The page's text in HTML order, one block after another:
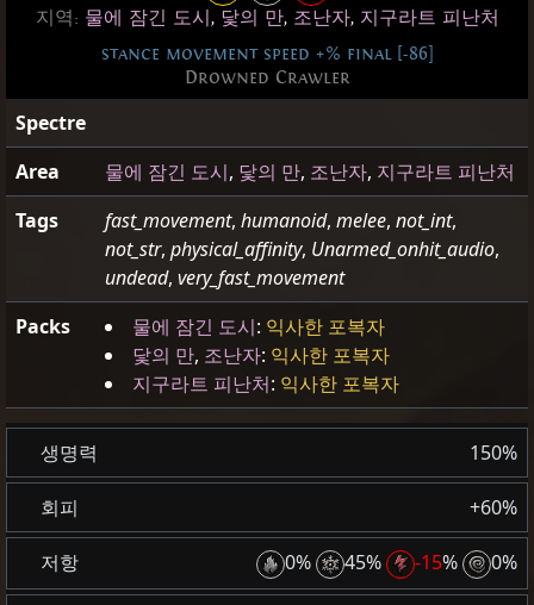
지역: 물에 잠긴 도시 , 닻의 만, 조난자, 지구라트 피난처
stance movement speed +% final [-86]
Drowned Crawler
Spectre
Area
물에 잠긴 도시, 닻의 만, 조난자, 지구라트 피난처
Tags
fast_movement, humanoid, melee, not_int,
not_str, physical_affinity, Unarmed_onhit_audio,
undead, very_fast_movement
Packs
물에 잠긴 도시: 익사한 포복자
닻의 만, 조난자: 익사한 포복자
지구라트 피난처: 익사한 포복자
생명력 150%
회피 +60%
저항 0% 45% -15% 0%